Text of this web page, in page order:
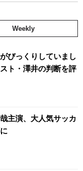
Weekly
びっくりしていまし
ト・澤井の判断を評
主演、大人気サッカ